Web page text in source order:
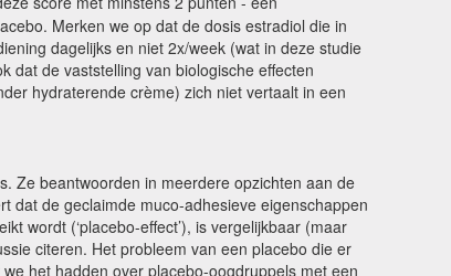
Merken we op dat de dosis estradiol die in
dagelijks en niet 2x/week (wat in deze studie
dat de vaststelling van biologische effecten
hydraterende crème) zich niet vertaalt in een
Ze beantwoorden in meerdere opzichten aan de
dat de geclaimde muco-adhesieve eigenschappen
wordt (‘placebo-effect’), is vergelijkbaar (maar
citeren. Het probleem van een placebo die er
het hadden over placebo-oogdruppels met een